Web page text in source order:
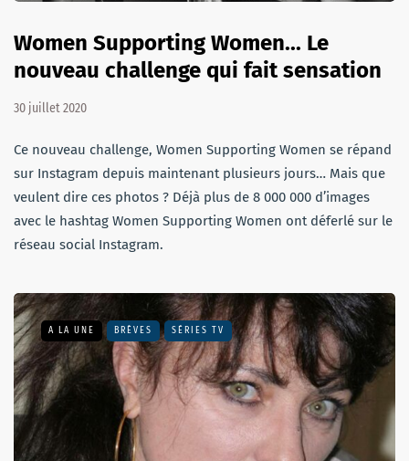
Women Supporting Women... Le
nouveau challenge qui fait sensation
30 juillet 2020
Ce nouveau challenge, Women Supporting Women se répand
sur Instagram depuis maintenant plusieurs jours… Mais que
veulent dire ces photos ? Déjà plus de 8 000 000 d’images
avec le hashtag Women Supporting Women ont déferlé sur le
réseau social Instagram.
A LA UNE BRÈVES SÉRIES TV